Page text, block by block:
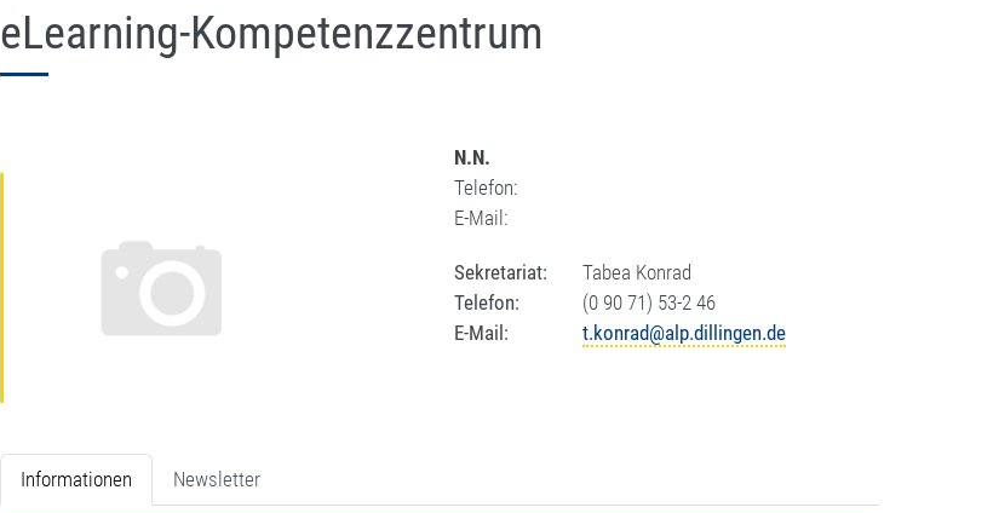
eLearning-Kompetenzzentrum
N.N.
Telefon:
E-Mail:
Sekretariat:
Tabea Konrad
Telefon:
(0 90 71) 53-2 46
E-Mail:
t.konrad@alp.dillingen.de
Informationen Newsletter